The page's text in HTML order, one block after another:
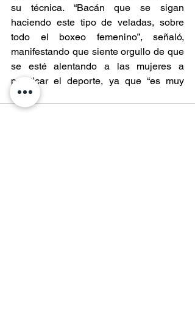
su técnica. “Bacán que se sigan
haciendo este tipo de veladas, sobre
todo el boxeo femenino”, señaló,
manifestando que siente orgullo de que
se esté alentando a las mujeres a
practicar el deporte, ya que “es muy
lindo”.